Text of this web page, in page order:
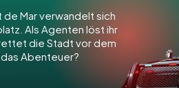
de Mar verwandelt sich
Als Agenten löst ihr
die Stadt vor dem
Abenteuer?